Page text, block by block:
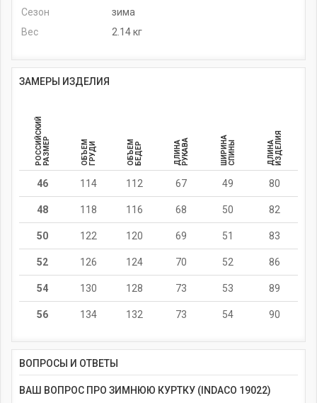
Сезон
зима
Вес
2.14 кг
ЗАМЕРЫ ИЗДЕЛИЯ
РОССИЙСКИЙРАЗМЕР ОБЪЕМГРУДИ ОБЪЕМБЕДЕР ДЛИНАРУКАВА ШИРИНАСПИНЫ ДЛИНАИЗДЕЛИЯ
46 114 112 67 49 80
48 118 116 68 50 82
50 122 120 69 51 83
52 126 124 70 52 86
54 130 128 73 53 89
56 134 132 73 54 90
ВОПРОСЫ И ОТВЕТЫ
ВАШ ВОПРОС ПРО ЗИМНЮЮ КУРТКУ (INDACO 19022)